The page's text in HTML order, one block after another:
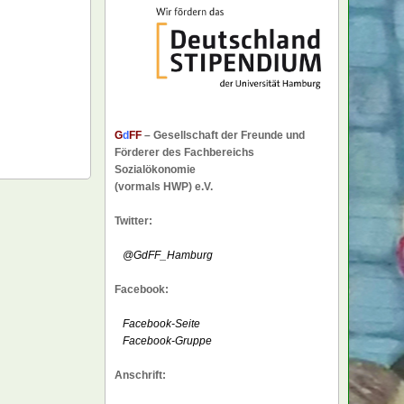
Gd FF – Gesellschaft der Freunde und
Förderer des Fachbereichs
Sozialökonomie
(vormals HWP) e.V.
Twitter:
@GdFF_Hamburg
Facebook:
Facebook-Seite
Facebook-Gruppe
Anschrift: